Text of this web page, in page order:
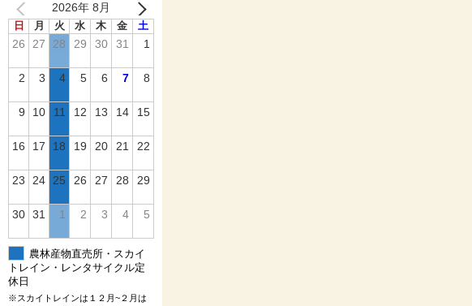
2026年 8月
日 月 火 水 木 金 土
26 27 28 29 30 31 1
2 3 4 5 6 7 8
9 10 11 12 13 14 15
16 17 18 19 20 21 22
23 24 25 26 27 28 29
30 31 1 2 3 4 5
農林産物直売所・スカイ
トレイン・レンタサイクル定
休日
※スカイトレインは１２月~２月は